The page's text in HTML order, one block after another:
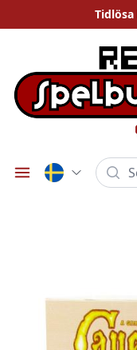
Tidlösa
Öppna meny
Sök
Bilder